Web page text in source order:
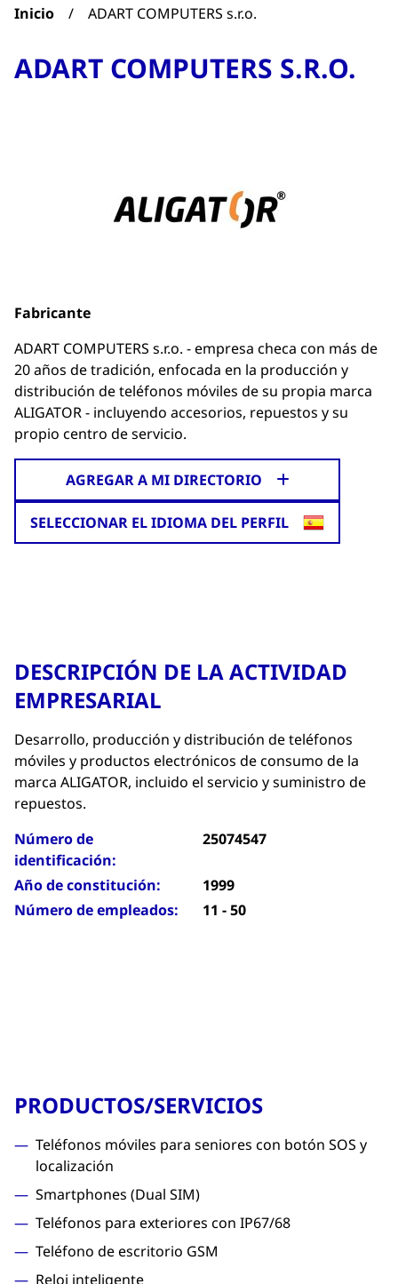
Inicio / ADART COMPUTERS s.r.o.
ADART COMPUTERS S.R.O.
Fabricante
ADART COMPUTERS s.r.o. - empresa checa con más de
20 años de tradición, enfocada en la producción y
distribución de teléfonos móviles de su propia marca
ALIGATOR - incluyendo accesorios, repuestos y su
propio centro de servicio.
AGREGAR A MI DIRECTORIO
SELECCIONAR EL IDIOMA DEL PERFIL
DESCRIPCIÓN DE LA ACTIVIDAD
EMPRESARIAL
Desarrollo, producción y distribución de teléfonos
móviles y productos electrónicos de consumo de la
marca ALIGATOR, incluido el servicio y suministro de
repuestos.
Número de
identificación:
25074547
Año de constitución:
1999
Número de empleados:
11 - 50
PRODUCTOS/SERVICIOS
Teléfonos móviles para seniores con botón SOS y
localización
Smartphones (Dual SIM)
Teléfonos para exteriores con IP67/68
Teléfono de escritorio GSM
Reloj inteligente